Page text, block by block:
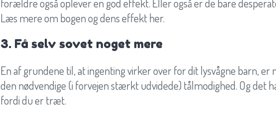
forældre også oplever en god effekt. Eller også er de bare
Læs mere om bogen og dens effekt her.
3. Få selv sovet noget mere
En af grundene til, at ingenting virker over for dit lysvågne barn, er
den nødvendige (i forvejen stærkt udvidede) tålmodighed. Og det
fordi du er træt.